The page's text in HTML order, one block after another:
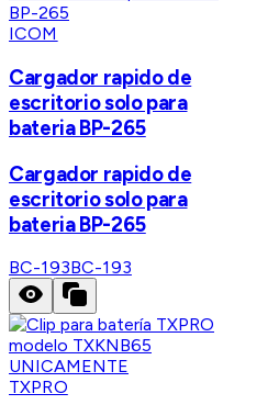
ICOM
Cargador rapido de
escritorio solo para
bateria BP-265
Cargador rapido de
escritorio solo para
bateria BP-265
BC-193BC-193
TXPRO